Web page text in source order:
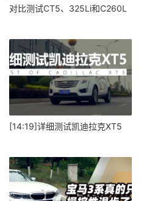
对比测试CT5、325Li和C260L
[14:19]详细测试凯迪拉克XT5